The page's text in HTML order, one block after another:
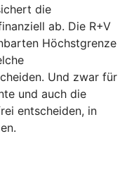
die
ab. Die R+V
Höchstgrenze
Und zwar für
und auch die
entscheiden, in